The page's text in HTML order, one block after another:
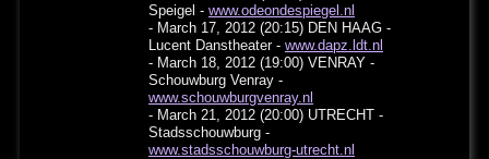
Speigel -www.odeondespiegel.nl
- March 17, 2012 (20:15) DEN HAAG -
Lucent Danstheater -www.dapz.ldt.nl
- March 18, 2012 (19:00) VENRAY -
Schouwburg Venray -
www.schouwburgvenray.nl
- March 21, 2012 (20:00) UTRECHT -
Stadsschouwburg -
www.stadsschouwburg-utrecht.nl